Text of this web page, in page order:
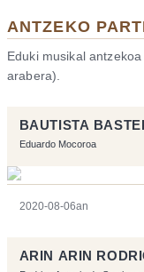
ANTZEKO
Eduki musikal
arabera).
BAUTISTA
Eduardo Mocoroa
2020-08-06an
ARIN ARIN